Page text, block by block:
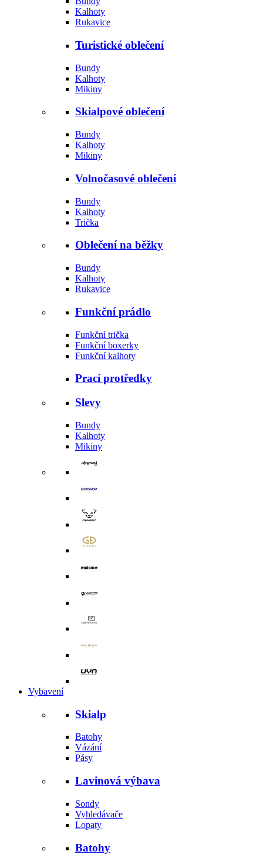
Kalhoty
Rukavice
Turistické oblečení
Bundy
Kalhoty
Mikiny
Skialpové oblečení
Bundy
Kalhoty
Mikiny
Volnočasové oblečení
Bundy
Kalhoty
Trička
Oblečení na běžky
Bundy
Kalhoty
Rukavice
Funkční prádlo
Funkční trička
Funkční boxerky
Funkční kalhoty
Prací protředky
Slevy
Bundy
Kalhoty
Mikiny
Vybavení
Skialp
Batohy
Vázání
Pásy
Lavinová výbava
Sondy
Vyhledávače
Lopaty
Batohy